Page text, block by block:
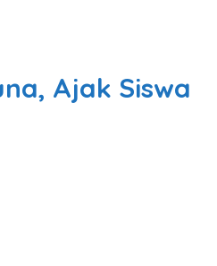
Ajak Siswa